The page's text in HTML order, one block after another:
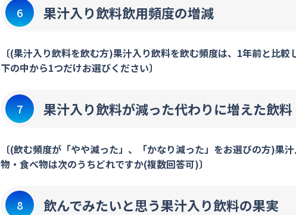
6 果汁入り飲料飲用頻度の増減
〔(果汁入り飲料を飲む方)果汁入り飲料を飲む頻度は、1年前と比
下の中から1つだけお選びください〕
7 果汁入り飲料が減った代わりに増えた飲
〔(飲む頻度が「やや減った」、「かなり減った」をお選びの方)果
物・食べ物は次のうちどれですか(複数回答可)〕
8 飲んでみたいと思う果汁入り飲料の果実